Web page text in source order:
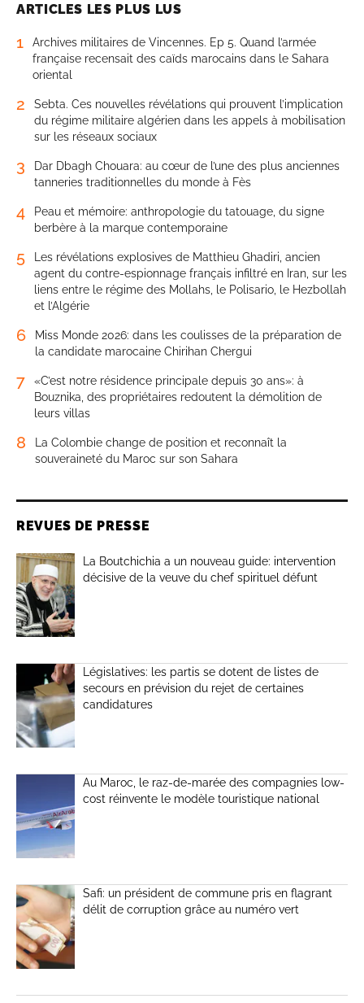
ARTICLES LES PLUS LUS
1
Archives militaires de Vincennes. Ep 5. Quand l’armée
française recensait des caïds marocains dans le Sahara
oriental
2
Sebta. Ces nouvelles révélations qui prouvent l’implication
du régime militaire algérien dans les appels à mobilisation
sur les réseaux sociaux
3
Dar Dbagh Chouara: au cœur de l’une des plus anciennes
tanneries traditionnelles du monde à Fès
4
Peau et mémoire: anthropologie du tatouage, du signe
berbère à la marque contemporaine
5
Les révélations explosives de Matthieu Ghadiri, ancien
agent du contre-espionnage français infiltré en Iran, sur les
liens entre le régime des Mollahs, le Polisario, le Hezbollah
et l’Algérie
6
Miss Monde 2026: dans les coulisses de la préparation de
la candidate marocaine Chirihan Chergui
7
«C’est notre résidence principale depuis 30 ans»: à
Bouznika, des propriétaires redoutent la démolition de
leurs villas
8
La Colombie change de position et reconnaît la
souveraineté du Maroc sur son Sahara
REVUES DE PRESSE
La Boutchichia a un nouveau guide: intervention
décisive de la veuve du chef spirituel défunt
Législatives: les partis se dotent de listes de
secours en prévision du rejet de certaines
candidatures
Au Maroc, le raz-de-marée des compagnies low-
cost réinvente le modèle touristique national
Safi: un président de commune pris en flagrant
délit de corruption grâce au numéro vert